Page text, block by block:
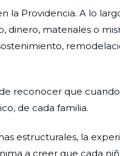
Providencia. A lo
dinero, materiales o
reconocer que
de cada familia.
estructurales, la
a creer que cada